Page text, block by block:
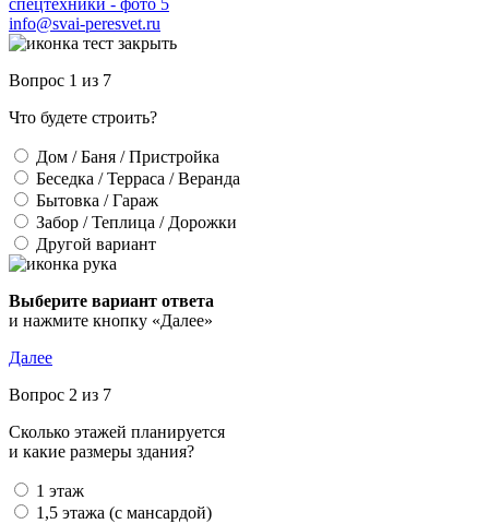
info@svai-peresvet.ru
Вопрос 1 из 7
Что будете строить?
Дом / Баня / Пристройка
Беседка / Терраса / Веранда
Бытовка / Гараж
Забор / Теплица / Дорожки
Другой вариант
Выберите вариант ответа
и нажмите кнопку «Далее»
Далее
Вопрос 2 из 7
Сколько этажей планируется
и какие размеры здания?
1 этаж
1,5 этажа (с мансардой)